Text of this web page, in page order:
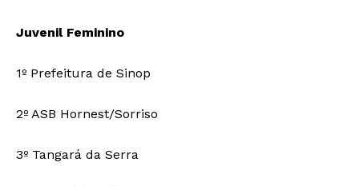
Juvenil Feminino
1º Prefeitura de Sinop
2º ASB Hornest/Sorriso
3º Tangará da Serra